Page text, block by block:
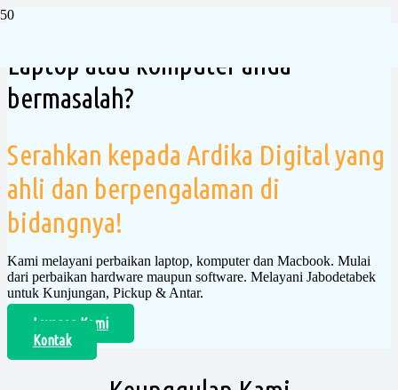
Laptop atau komputer anda
bermasalah?
Serahkan kepada Ardika Digital yang
ahli dan berpengalaman di
bidangnya!
Kami melayani perbaikan laptop, komputer dan Macbook. Mulai
dari perbaikan hardware maupun software. Melayani Jabodetabek
untuk Kunjungan, Pickup & Antar.
Layanan Kami
Kontak